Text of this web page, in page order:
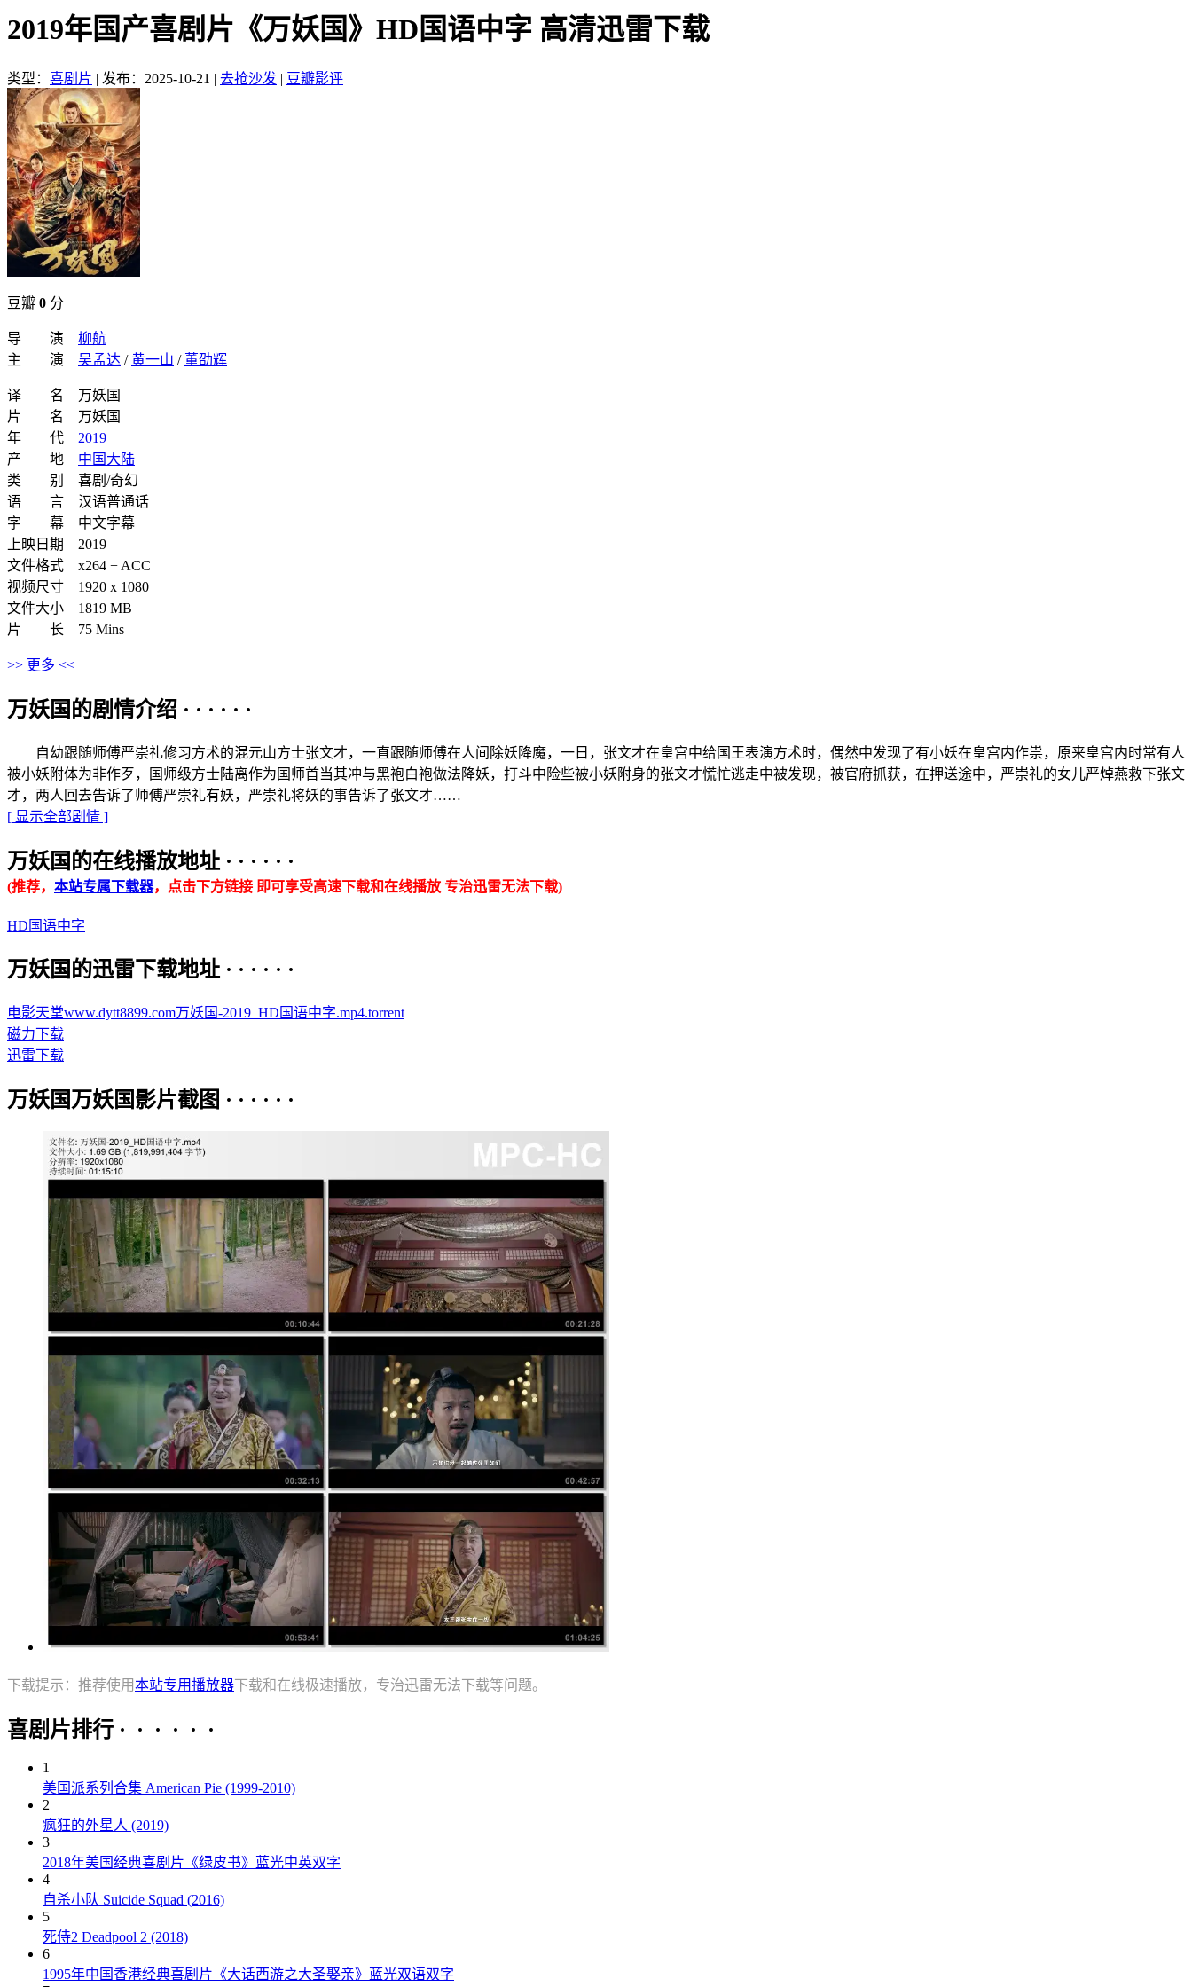
2019年国产喜剧片《万妖国》HD国语中字 高清迅雷下载
类型： 喜剧片 | 发布：2025-10-21 | 去抢沙发 | 豆瓣影评
豆瓣 0 分
导 演 柳航
主 演 吴孟达 /黄一山 / 董劭辉
译 名 万妖国
片 名 万妖国
年 代 2019
产 地 中国大陆
类 别 喜剧/奇幻
语 言 汉语普通话
字 幕 中文字幕
上映日期 2019
文件格式 x264 + ACC
视频尺寸 1920 x 1080
文件大小 1819 MB
片 长 75 Mins
>> 更多 <<
万妖国的剧情介绍 · · · · · ·
自幼跟随师傅严崇礼修习方术的混元山方士张文才，一直跟随师傅在人间除妖降魔，一日，张文才在皇宫中给国王表演方术时，偶然中发现了有小妖在皇宫内作祟，原来皇宫内时常有人
被小妖附体为非作歹，国师级方士陆离作为国师首当其冲与黑袍白袍做法降妖，打斗中险些被小妖附身的张文才慌忙逃走中被发现，被官府抓获，在押送途中，严崇礼的女儿严焯燕救下张文
才，两人回去告诉了师傅严崇礼有妖，严崇礼将妖的事告诉了张文才……
[ 显示全部剧情 ]
万妖国的在线播放地址 · · · · · ·
(推荐， 本站专属下载器，点击下方链接 即可享受高速下载和在线播放 专治迅雷无法下载)
HD国语中字
万妖国的迅雷下载地址 · · · · · ·
电影天堂www.dytt8899.com万妖国-2019_HD国语中字.mp4.torrent
磁力下载
迅雷下载
万妖国万妖国影片截图 · · · · · ·
下载提示：推荐使用本站专用播放器下载和在线极速播放，专治迅雷无法下载等问题。
喜剧片排行 · · · · · ·
1
美国派系列合集 American Pie (1999-2010)
2
疯狂的外星人 (2019)
3
2018年美国经典喜剧片《绿皮书》蓝光中英双字
4
自杀小队 Suicide Squad (2016)
5
死侍2 Deadpool 2 (2018)
6
1995年中国香港经典喜剧片《大话西游之大圣娶亲》蓝光双语双字